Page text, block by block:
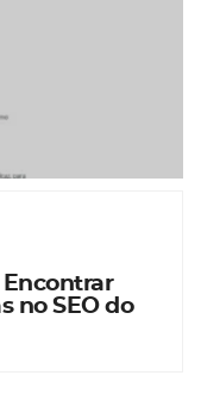
Encontrar
no SEO do